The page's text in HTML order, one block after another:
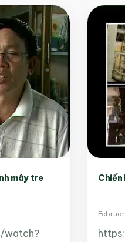
mây tre
watch?
Chiến